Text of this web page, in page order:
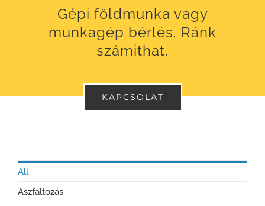
Gépi földmunka vagy
munkagép bérlés. Ránk
számithat.
KAPCSOLAT
All
Aszfaltozás